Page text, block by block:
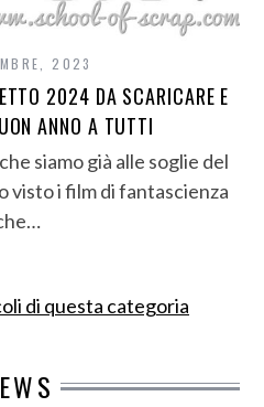
2023
2024 DA SCARICARE E
ANNO A TUTTI
siamo già alle soglie del
visto i film di fantascienza
di questa categoria